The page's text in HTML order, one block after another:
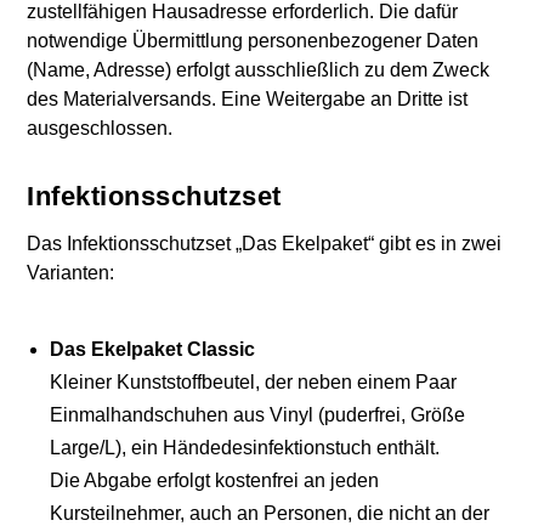
zustellfähigen Hausadresse erforderlich. Die dafür
notwendige Übermittlung personenbezogener Daten
(Name, Adresse) erfolgt ausschließlich zu dem Zweck
des Materialversands. Eine Weitergabe an Dritte ist
ausgeschlossen.
Infektionsschutzset
Das Infektionsschutzset „Das Ekelpaket“ gibt es in zwei
Varianten:
Das Ekelpaket Classic
Kleiner Kunststoffbeutel, der neben einem Paar
Einmalhandschuhen aus Vinyl (puderfrei, Größe
Large/L), ein Händedesinfektionstuch enthält.
Die Abgabe erfolgt kostenfrei an jeden
Kursteilnehmer, auch an Personen, die nicht an der